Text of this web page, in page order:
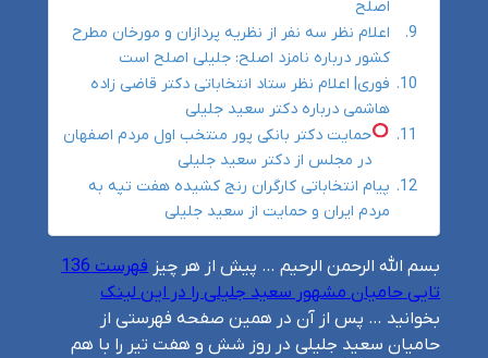
اصلح
اعلام نظر سه نفر از نظریه پردازان و مورخان مطرح
کشور درباره نامزد اصلح: جلیلی اصلح است
فوری| اعلام نظر ستاد انتخاباتی دکتر قاضی زاده
هاشمی درباره دکتر سعید جلیلی
حمایت دکتر بانکی پور منتخب اول مردم اصفهان
در مجلس از دکتر سعید جلیلی
پیام انتخاباتی کارگران رنج کشیده هفت تپه به
مردم ایران و حمایت از سعید جلیلی
بسم الله الرحمن الرحیم … پیش از هر چیز
فهرست 136
تایی حامیان مشهور سعید جلیلی را در این لینک
بخوانید … پس از آن در همین صفحه فهرستی از
حامیان سعید جلیلی در روز شش و هفت تیر را با هم